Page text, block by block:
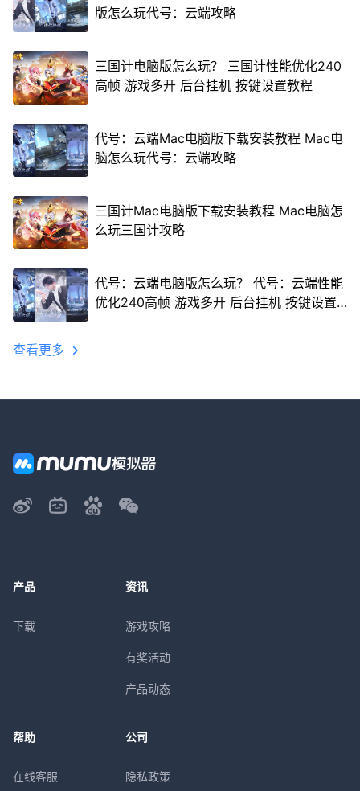
版怎么玩代号：云端攻略
三国计电脑版怎么玩？ 三国计性能优化240
高帧 游戏多开 后台挂机 按键设置教程
代号：云端Mac电脑版下载安装教程 Mac电
脑怎么玩代号：云端攻略
三国计Mac电脑版下载安装教程 Mac电脑怎
么玩三国计攻略
代号：云端电脑版怎么玩？ 代号：云端性能
优化240高帧 游戏多开 后台挂机 按键设置
查看更多
产品
下载
资讯
游戏攻略
有奖活动
产品动态
帮助
在线客服
公司
隐私政策